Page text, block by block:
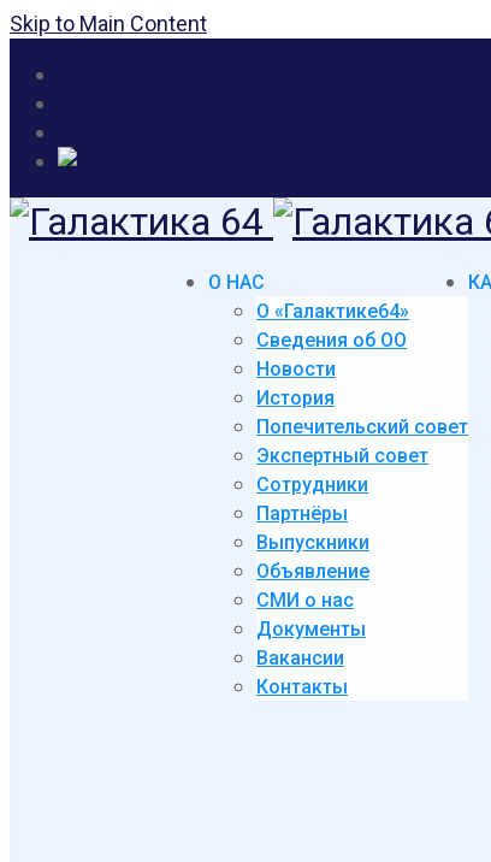
Skip to Main Content
О НАС
О «Галактике64»
Сведения об ОО
Новости
История
Попечительский совет
Экспертный совет
Сотрудники
Партнёры
Выпускники
Объявление
СМИ о нас
Документы
Вакансии
Контакты